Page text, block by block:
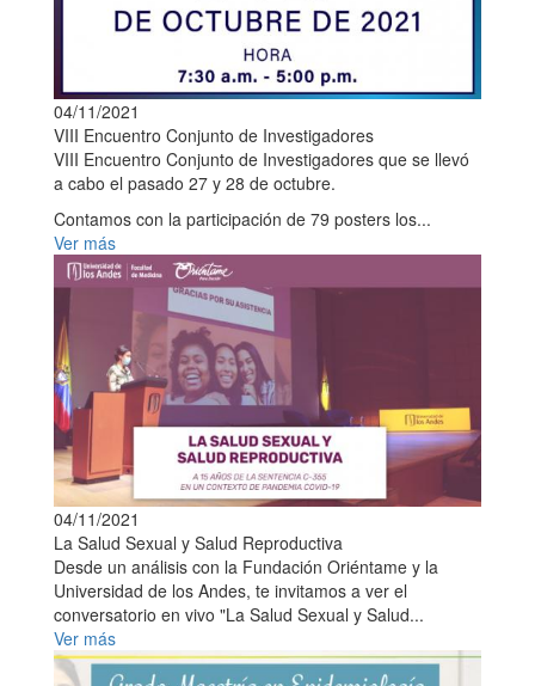
04/11/2021
VIII Encuentro Conjunto de Investigadores
VIII Encuentro Conjunto de Investigadores que se llevó
a cabo el pasado 27 y 28 de octubre.
Contamos con la participación de 79 posters los...
Ver más
04/11/2021
La Salud Sexual y Salud Reproductiva
Desde un análisis con la Fundación Oriéntame y la
Universidad de los Andes, te invitamos a ver el
conversatorio en vivo "La Salud Sexual y Salud...
Ver más